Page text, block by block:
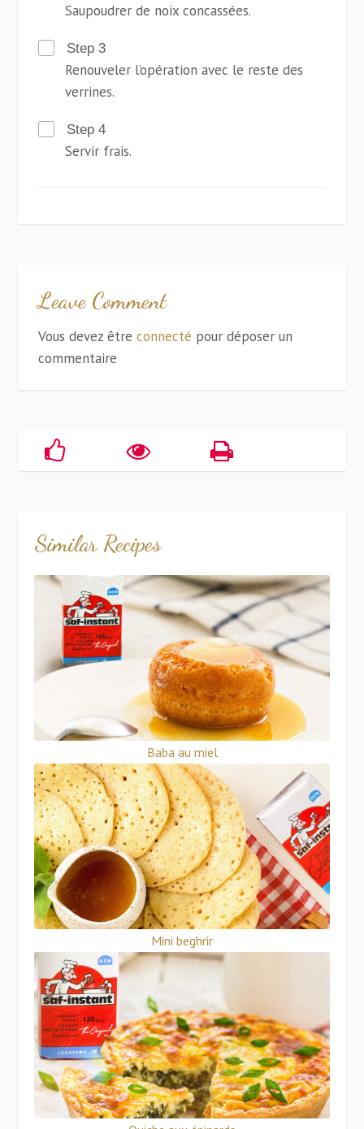
Saupoudrer de noix concassées.
Step 3
Renouveler l’opération avec le reste des
verrines.
Step 4
Servir frais.
Leave Comment
Vous devez êtreconnecté pour déposer un
commentaire
Similar Recipes
Baba au miel
Mini beghrir